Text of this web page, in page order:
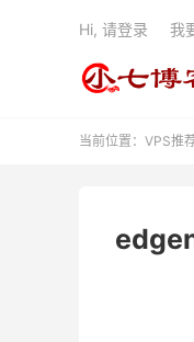
Hi, 请登录 我
当前位置： VPS推